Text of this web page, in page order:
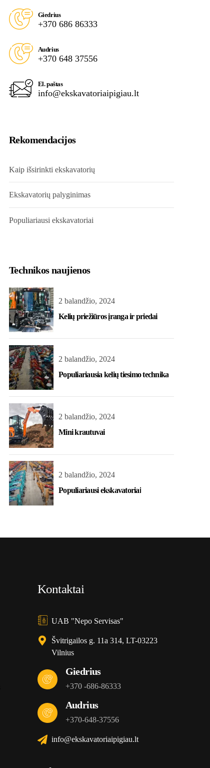
Giedrius
+370 686 86333
Audrius
+370 648 37556
El. paštas
info@ekskavatoriaipigiau.lt
Rekomendacijos
Kaip išsirinkti ekskavatorių
Ekskavatorių palyginimas
Populiariausi ekskavatoriai
Technikos naujienos
2 balandžio, 2024
Kelių priežiūros įranga ir priedai
2 balandžio, 2024
Populiariausia kelių tiesimo technika
2 balandžio, 2024
Mini krautuvai
2 balandžio, 2024
Populiariausi ekskavatoriai
Kontaktai
UAB "Nepo Servisas"
Švitrigailos g. 11a 314, LT-03223
Vilnius
Giedrius
+370 -686-86333
Audrius
+370-648-37556
info@ekskavatoriaipigiau.lt